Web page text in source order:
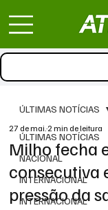
ÚLTIMAS NOTÍCIAS
NACIONAL
INTERNACIONAL
INTERNACIONAL
ÚLTIMAS NOTÍCIAS
Milho fecha
consecutiva
pressão da
27 de mai.2 min de leitura